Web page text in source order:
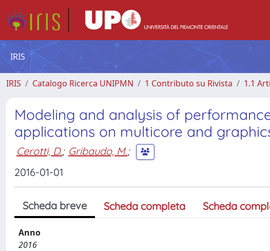
IRIS
IRIS Catalogo Ricerca UNIPMN 1 Contributo su Rivista 1.1
Modeling and analysis of
applications on multicore and
Cerotti, D.; Gribaudo, M.;
2016-01-01
Scheda breve Scheda completa Scheda
Anno
2016